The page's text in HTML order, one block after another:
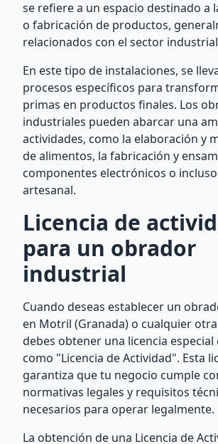
se refiere a un espacio destinado a
o fabricación de productos,
relacionados con el sector
En este tipo de instalaciones, se
procesos específicos para
primas en productos finales. Los
industriales pueden abarcar una
actividades, como la elaboración y
de alimentos, la fabricación y
componentes electrónicos o
artesanal.
Licencia de
para un obrador
industrial
Cuando deseas establecer un
en Motril (Granada) o cualquier
debes obtener una licencia especial
como "Licencia de Actividad". Esta
garantiza que tu negocio cumple
normativas legales y requisitos
necesarios para operar legalmente.
La obtención de una Licencia de